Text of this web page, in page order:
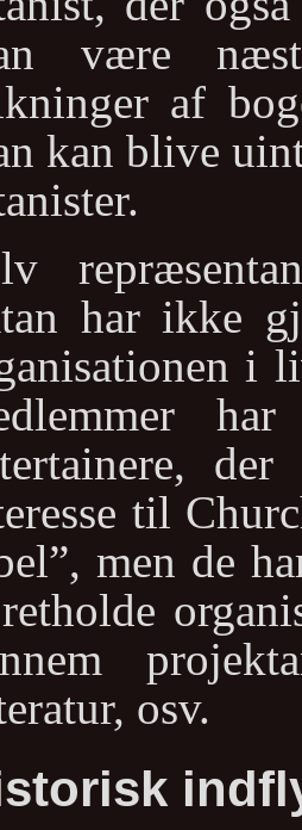
være
af
kan blive
har ikke
i
til
men de
osv.